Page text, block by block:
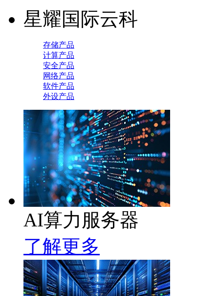
星耀国际云科
存储产品
计算产品
安全产品
网络产品
软件产品
外设产品
AI算力服务器
了解更多